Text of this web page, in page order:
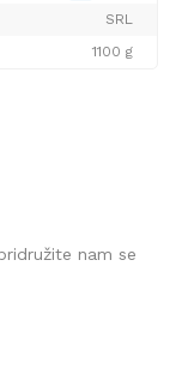
SRL
1100 g
nam se